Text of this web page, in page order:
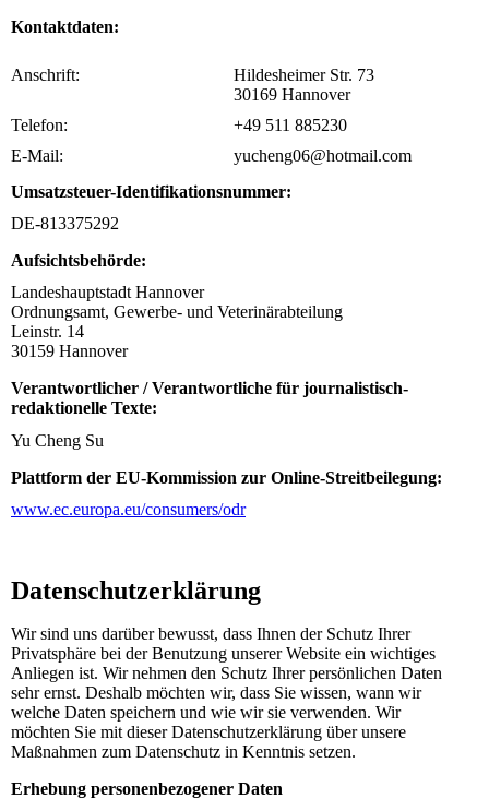
Kontaktdaten:
Anschrift:
Hildesheimer Str. 73
30169 Hannover
Telefon:
+49 511 885230
E-Mail:
yucheng06@hotmail.com
Umsatzsteuer-Identifikationsnummer:
DE-813375292
Aufsichtsbehörde:
Landeshauptstadt Hannover
Ordnungsamt, Gewerbe- und Veterinärabteilung
Leinstr. 14
30159 Hannover
Verantwortlicher / Verantwortliche für journalistisch-
redaktionelle Texte:
Yu Cheng Su
Plattform der EU-Kommission zur Online-Streitbeilegung:
www.ec.europa.eu/consumers/odr
Datenschutz­erklärung
Wir sind uns darüber bewusst, dass Ihnen der Schutz Ihrer
Privatsphäre bei der Benutzung unserer Website ein wichtiges
Anliegen ist. Wir nehmen den Schutz Ihrer persönlichen Daten
sehr ernst. Deshalb möchten wir, dass Sie wissen, wann wir
welche Daten speichern und wie wir sie verwenden. Wir
möchten Sie mit dieser Datenschutzerklärung über unsere
Maßnahmen zum Datenschutz in Kenntnis setzen.
Erhebung personenbezogener Daten